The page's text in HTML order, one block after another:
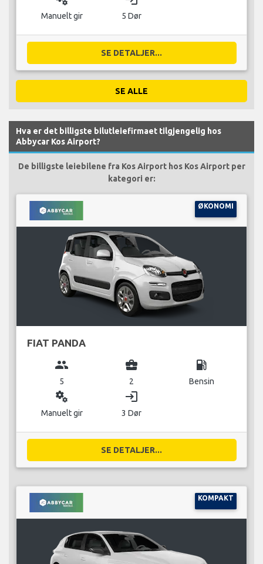
Manuelt gir 5 Dør
SE DETALJER...
SE ALLE
Hva er det billigste bilutleiefirmaet tilgjengelig hos
Abbycar Kos Airport?
De billigste leiebilene fra Kos Airport hos Kos Airport per
kategori er:
ØKONOMI
FIAT PANDA
group
5
business_center
2
local_gas_station
Bensin
miscellaneous_services
Manuelt gir
login
3 Dør
SE DETALJER...
KOMPAKT